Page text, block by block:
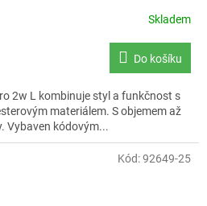
Skladem
Do košíku
2w L kombinuje styl a funkčnost s
materiálem. S objemem až
Vybaven kódovým...
Kód:92649-25